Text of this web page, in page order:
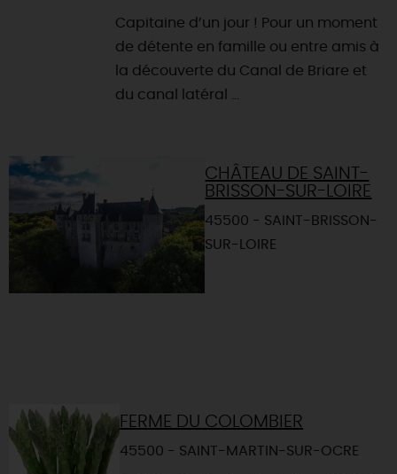
Capitaine d’un jour ! Pour un moment
de détente en famille ou entre amis à
la découverte du Canal de Briare et
du canal latéral ...
CHÂTEAU DE SAINT-
BRISSON-SUR-LOIRE
45500 - SAINT-BRISSON-
SUR-LOIRE
FERME DU COLOMBIER
45500 - SAINT-MARTIN-SUR-OCRE